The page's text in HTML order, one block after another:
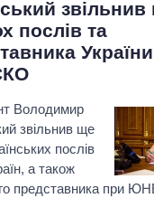
звільнив
послів та
Володимир
звільнив ще
послів
а також
представника при